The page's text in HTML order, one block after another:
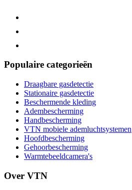
Populaire categorieën
Draagbare gasdetectie
Stationaire gasdetectie
Beschermende kleding
Adembescherming
Handbescherming
VTN mobiele ademluchtsystemen
Hoofdbescherming
Gehoorbescherming
Warmtebeeldcamera's
Over VTN